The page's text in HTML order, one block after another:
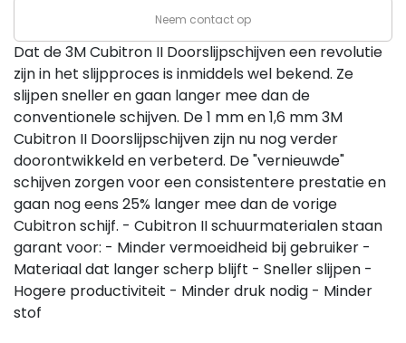
Neem contact op
Dat de 3M Cubitron II Doorslijpschijven een revolutie
zijn in het slijpproces is inmiddels wel bekend. Ze
slijpen sneller en gaan langer mee dan de
conventionele schijven. De 1 mm en 1,6 mm 3M
Cubitron II Doorslijpschijven zijn nu nog verder
doorontwikkeld en verbeterd. De "vernieuwde"
schijven zorgen voor een consistentere prestatie en
gaan nog eens 25% langer mee dan de vorige
Cubitron schijf. - Cubitron II schuurmaterialen staan
garant voor: - Minder vermoeidheid bij gebruiker -
Materiaal dat langer scherp blijft - Sneller slijpen -
Hogere productiviteit - Minder druk nodig - Minder
stof